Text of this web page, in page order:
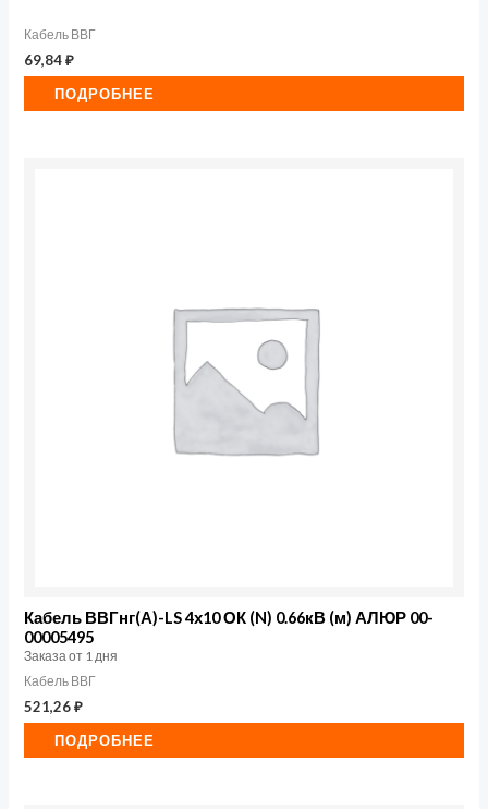
Кабель ВВГ
69,84₽
ПОДРОБНЕЕ
Кабель ВВГнг(А)-LS 4х10 ОК (N) 0.66кВ (м) АЛЮР 00-
00005495
Заказа от 1 дня
Кабель ВВГ
521,26₽
ПОДРОБНЕЕ